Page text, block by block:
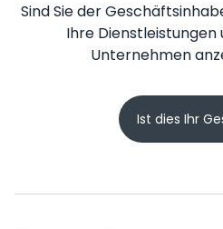
Sind Sie der
Ihre Dienstleistungen
Unternehmen
Ist dies Ihr